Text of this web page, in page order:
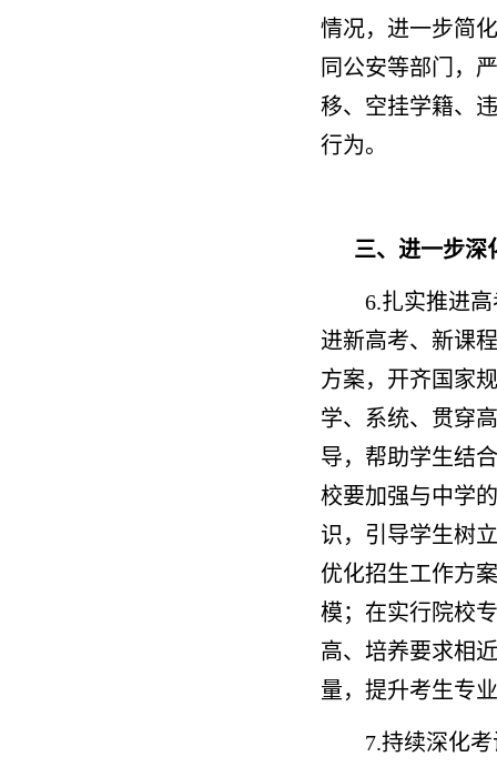
情况，进一步简
同公安等部门，
移、空挂学籍、
行为。
三、进一步深
6.扎实推进
进新高考、新课
方案，开齐国家
学、系统、贯穿
导，帮助学生结
校要加强与中学
识，引导学生树
优化招生工作方
模；在实行院校
高、培养要求相
量，提升考生专
7.持续深化